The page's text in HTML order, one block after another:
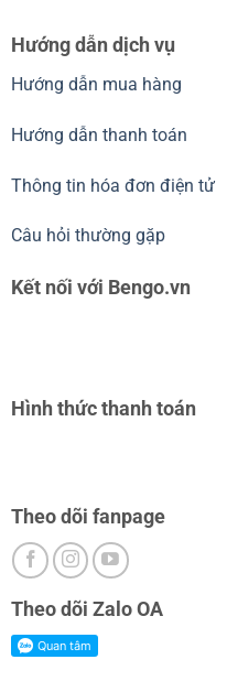
Hướng dẫn dịch vụ
Hướng dẫn mua hàng
Hướng dẫn thanh toán
Thông tin hóa đơn điện tử
Câu hỏi thường gặp
Kết nối với Bengo.vn
Hình thức thanh toán
Theo dõi fanpage
Theo dõi Zalo OA